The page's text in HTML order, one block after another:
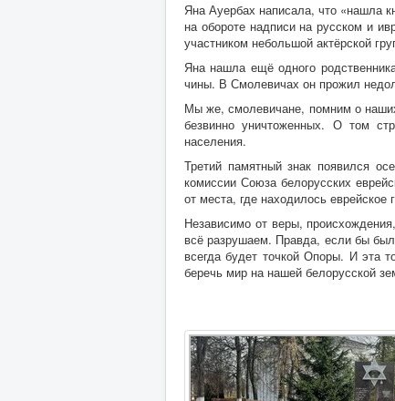
Яна Ауербах написала, что «нашла
на обороте надписи на русском и
участником небольшой актёрской
Яна нашла ещё одного
чины. В Смолевичах он прожил
Мы же, смолевичане, помним о
безвинно уничтоженных. О том
населения.
Третий памятный знак появился
комиссии Союза белорусских
от места, где находилось
Независимо от веры,
всё разрушаем. Правда, если бы
всегда будет точкой Опоры. И эта
беречь мир на нашей белорусской